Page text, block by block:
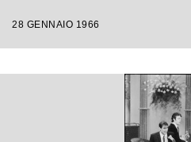
28 GENNAIO 1966